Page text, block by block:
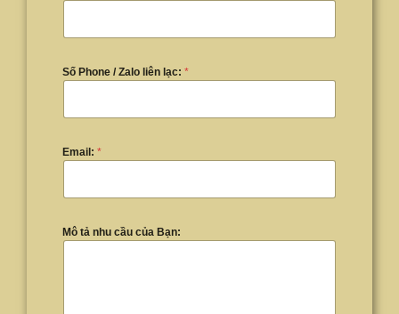
Số Phone / Zalo liên lạc: *
Email: *
Mô tả nhu cầu của Bạn: